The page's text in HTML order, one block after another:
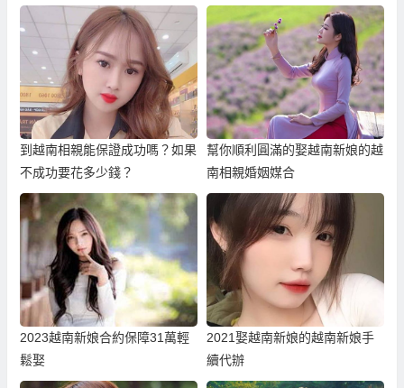
到越南相親能保證成功嗎？如果
不成功要花多少錢？
幫你順利圓滿的娶越南新娘的越
南相親婚姻媒合
2023越南新娘合約保障31萬輕
鬆娶
2021娶越南新娘的越南新娘手
續代辦